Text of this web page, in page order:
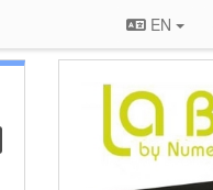
EN